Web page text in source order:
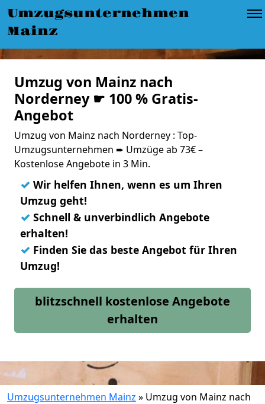
Umzugsunternehmen
Mainz
Umzug von Mainz nach
Norderney ☛ 100 % Gratis-
Angebot
Umzug von Mainz nach Norderney : Top-
Umzugsunternehmen ➨ Umzüge ab 73€ –
Kostenlose Angebote in 3 Min.
✓ Wir helfen Ihnen, wenn es um Ihren
Umzug geht!
✓ Schnell & unverbindlich Angebote
erhalten!
✓ Finden Sie das beste Angebot für Ihren
Umzug!
blitzschnell kostenlose Angebote
erhalten
Umzugsunternehmen Mainz » Umzug von Mainz nach